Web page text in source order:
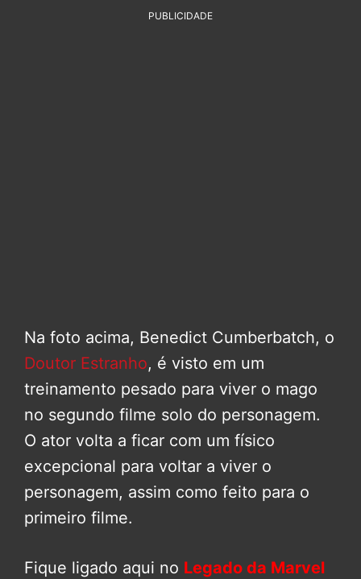
PUBLICIDADE
Na foto acima, Benedict Cumberbatch, o
Doutor Estranho, é visto em um
treinamento pesado para viver o mago
no segundo filme solo do personagem.
O ator volta a ficar com um físico
excepcional para voltar a viver o
personagem, assim como feito para o
primeiro filme.
Fique ligado aqui no Legado da Marvel